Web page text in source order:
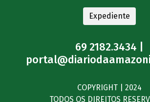
Expediente
69 2182.3434 |
COPYRIGHT | 2024
TODOS OS DIREITOS